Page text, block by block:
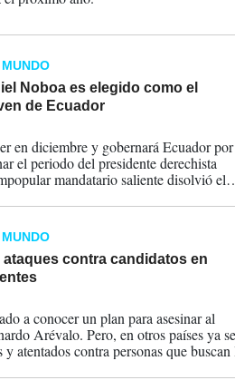
Noboa es elegido como el
de Ecuador
en diciembre y gobernará Ecuador
el periodo del presidente derechista
mandatario saliente disolvió el
político por corrupción.
contra candidatos en
a conocer un plan para asesinar al
Arévalo. Pero, en otros países ya
atentados contra personas que buscan